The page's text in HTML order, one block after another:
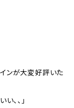
ンが大変好評いた
、、」